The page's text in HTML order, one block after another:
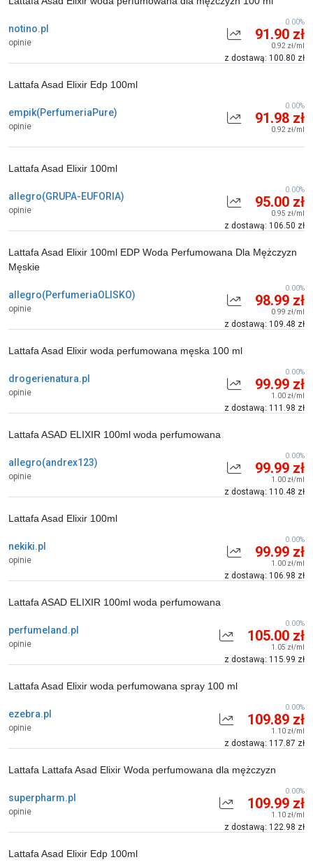
notino.pl
opinie 91.90 zł
0.92 zł/ml
z dostawą: 100.80 zł
0.00%
empik(PerfumeriaPure)
opinie
Lattafa Asad Elixir Edp 100ml
91.98 zł
0.92 zł/ml
0.00%
allegro(GRUPA-EUFORIA)
opinie
Lattafa Asad Elixir 100ml
95.00 zł
0.95 zł/ml
z dostawą: 106.50 zł
0.00%
allegro(PerfumeriaOLISKO)
opinie
Lattafa Asad Elixir 100ml EDP Woda Perfumowana Dla Mężczyzn
Męskie
98.99 zł
0.99 zł/ml
z dostawą: 109.48 zł
0.00%
drogerienatura.pl
opinie
Lattafa Asad Elixir woda perfumowana męska 100 ml
99.99 zł
1.00 zł/ml
z dostawą: 111.98 zł
0.00%
allegro(andrex123)
opinie
Lattafa ASAD ELIXIR 100ml woda perfumowana
99.99 zł
1.00 zł/ml
z dostawą: 110.48 zł
0.00%
nekiki.pl
opinie
Lattafa Asad Elixir 100ml
99.99 zł
1.00 zł/ml
z dostawą: 106.98 zł
0.00%
perfumeland.pl
opinie
Lattafa ASAD ELIXIR 100ml woda perfumowana
105.00 zł
1.05 zł/ml
z dostawą: 115.99 zł
0.00%
ezebra.pl
opinie
Lattafa Asad Elixir woda perfumowana spray 100 ml
109.89 zł
1.10 zł/ml
z dostawą: 117.87 zł
0.00%
superpharm.pl
opinie
Lattafa Lattafa Asad Elixir Woda perfumowana dla mężczyzn
109.99 zł
1.10 zł/ml
z dostawą: 122.98 zł
0.00%
Lattafa Asad Elixir Edp 100ml